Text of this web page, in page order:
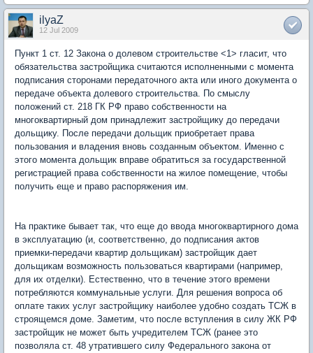
ilyaZ
12 Jul 2009
Пункт 1 ст. 12 Закона о долевом строительстве <1> гласит, что
обязательства застройщика считаются исполненными с момента
подписания сторонами передаточного акта или иного документа о
передаче объекта долевого строительства. По смыслу
положений ст. 218 ГК РФ право собственности на
многоквартирный дом принадлежит застройщику до передачи
дольщику. После передачи дольщик приобретает права
пользования и владения вновь созданным объектом. Именно с
этого момента дольщик вправе обратиться за государственной
регистрацией права собственности на жилое помещение, чтобы
получить еще и право распоряжения им.
На практике бывает так, что еще до ввода многоквартирного дома
в эксплуатацию (и, соответственно, до подписания актов
приемки-передачи квартир дольщикам) застройщик дает
дольщикам возможность пользоваться квартирами (например,
для их отделки). Естественно, что в течение этого времени
потребляются коммунальные услуги. Для решения вопроса об
оплате таких услуг застройщику наиболее удобно создать ТСЖ в
строящемся доме. Заметим, что после вступления в силу ЖК РФ
застройщик не может быть учредителем ТСЖ (ранее это
позволяла ст. 48 утратившего силу Федерального закона от